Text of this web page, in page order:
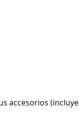
accesorios (incluye